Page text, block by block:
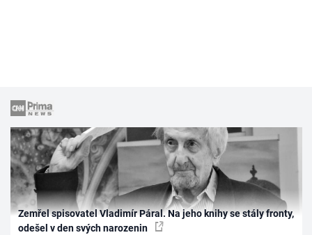
Zemřel spisovatel Vladimír Páral. Na jeho knihy se stály fronty,
odešel v den svých narozenin